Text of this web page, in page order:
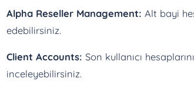
Alpha Reseller Management: Alt bayi
edebilirsiniz.
Client Accounts: Son kullanıcı
inceleyebilirsiniz.